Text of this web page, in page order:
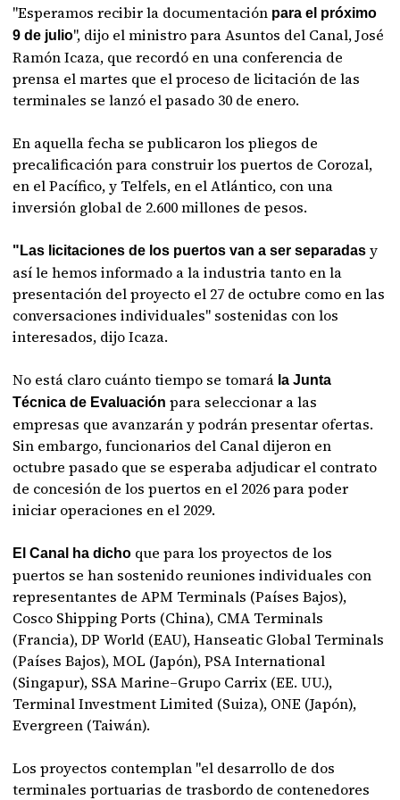
"Esperamos recibir la documentación para el próximo
9 de julio", dijo el ministro para Asuntos del Canal, José
Ramón Icaza, que recordó en una conferencia de
prensa el martes que el proceso de licitación de las
terminales se lanzó el pasado 30 de enero.
En aquella fecha se publicaron los pliegos de
precalificación para construir los puertos de Corozal,
en el Pacífico, y Telfels, en el Atlántico, con una
inversión global de 2.600 millones de pesos.
"Las licitaciones de los puertos van a ser separadas y
así le hemos informado a la industria tanto en la
presentación del proyecto el 27 de octubre como en las
conversaciones individuales" sostenidas con los
interesados, dijo Icaza.
No está claro cuánto tiempo se tomará la Junta
Técnica de Evaluaciónpara seleccionar a las
empresas que avanzarán y podrán presentar ofertas.
Sin embargo, funcionarios del Canal dijeron en
octubre pasado que se esperaba adjudicar el contrato
de concesión de los puertos en el 2026 para poder
iniciar operaciones en el 2029.
El Canal ha dicho que para los proyectos de los
puertos se han sostenido reuniones individuales con
representantes de APM Terminals (Países Bajos),
Cosco Shipping Ports (China), CMA Terminals
(Francia), DP World (EAU), Hanseatic Global Terminals
(Países Bajos), MOL (Japón), PSA International
(Singapur), SSA Marine–Grupo Carrix (EE. UU.),
Terminal Investment Limited (Suiza), ONE (Japón),
Evergreen (Taiwán).
Los proyectos contemplan "el desarrollo de dos
terminales portuarias de trasbordo de contenedores